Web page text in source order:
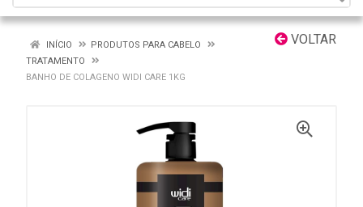
VOLTAR
INÍCIO
PRODUTOS PARA CABELO
TRATAMENTO
BANHO DE COLAGENO WIDI CARE 1KG